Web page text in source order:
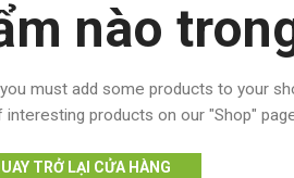
nào
must add some products to your
products on our "Shop"
TRỞ LẠI CỬA HÀNG